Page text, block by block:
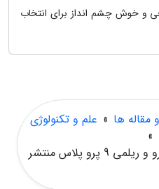
و خوش چشم انداز برای انتخاب
مقاله ها » علم و تکنولوژی
»
مشخصات رسمی ریلمی 9 پرو و ریلمی 9 پرو پلاس منتشر